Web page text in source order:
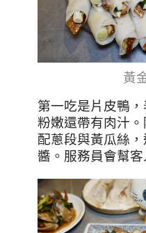
黃
第一吃是片皮鴨
粉嫩還帶有肉汁
配蔥段與黃瓜絲
醬。服務員會幫客